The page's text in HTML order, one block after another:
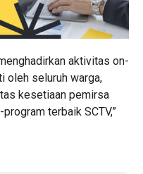
aktivitas on-
oleh seluruh warga,
kesetiaan pemirsa
terbaik SCTV,”